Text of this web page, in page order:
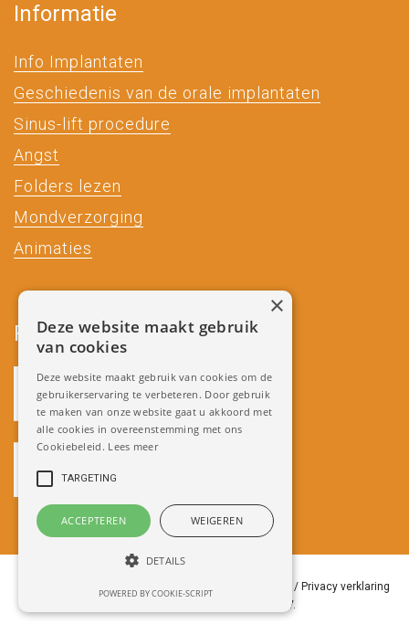
Informatie
Info Implantaten
Geschiedenis van de orale implantaten
Sinus-lift procedure
Angst
Folders lezen
Mondverzorging
Animaties
Partners
/ Privacy verklaring
Ontwikkeld door Best4u Group B.V.
Deze website maakt gebruik
van cookies
Deze website maakt gebruik van cookies om de
gebruikerservaring te verbeteren. Door gebruik
te maken van onze website gaat u akkoord met
alle cookies in overeenstemming met ons
Cookiebeleid. Lees meer
TARGETING
ACCEPTEREN WEIGEREN
DETAILS
POWERED BY COOKIE-SCRIPT
×